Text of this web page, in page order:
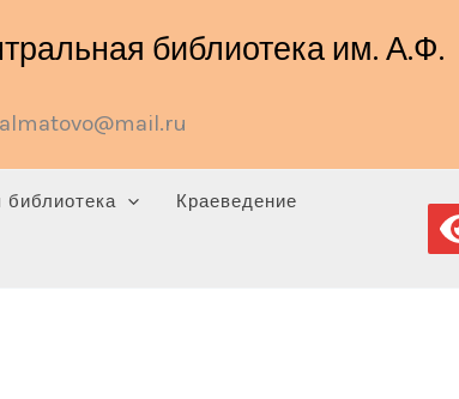
библиотека им. А.Ф.
библиотека Краеведение